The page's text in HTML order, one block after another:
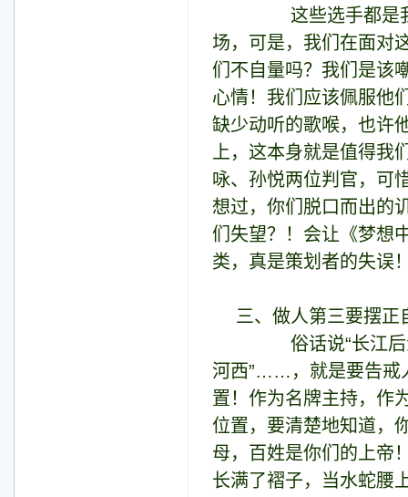
这些选手都是我们
场，可是，我们在面对
们不自量吗？我们是该
心情！我们应该佩服他
缺少动听的歌喉，也许
上，这本身就是值得
咏、孙悦两位判官，可
想过，你们脱口而出的
们失望？！会让《梦想
类，真是策划者的失误
三、做人第三要摆正
俗话说“长江后浪推
河西”……，就是要告戒
置！作为名牌主持，作
位置，要清楚地知道，
母，百姓是你们的上帝
长满了褶子，当水蛇腰